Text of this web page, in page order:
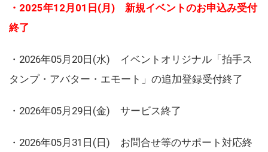
・2025年12月01日(月) 新規イベントのお申込み受付
終了
・2026年05月20日(水) イベントオリジナル「拍手ス
タンプ・アバター・エモート」の追加登録受付終了
・2026年05月29日(金) サービス終了
・2026年05月31日(日) お問合せ等のサポート対応終